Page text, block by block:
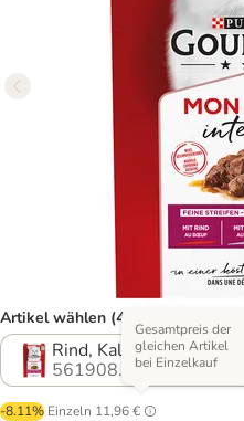
Artikel wählen (4 Varianten)
Rind, Kalb, Lamm
561908.25
-8.11% Einzeln 11,96 €
Gesamtpreis der
gleichen Artikel
bei Einzelkauf